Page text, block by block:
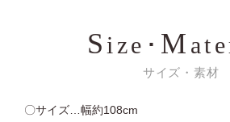
S ize･ M
サイズ・素材
〇サイズ…幅約108cm